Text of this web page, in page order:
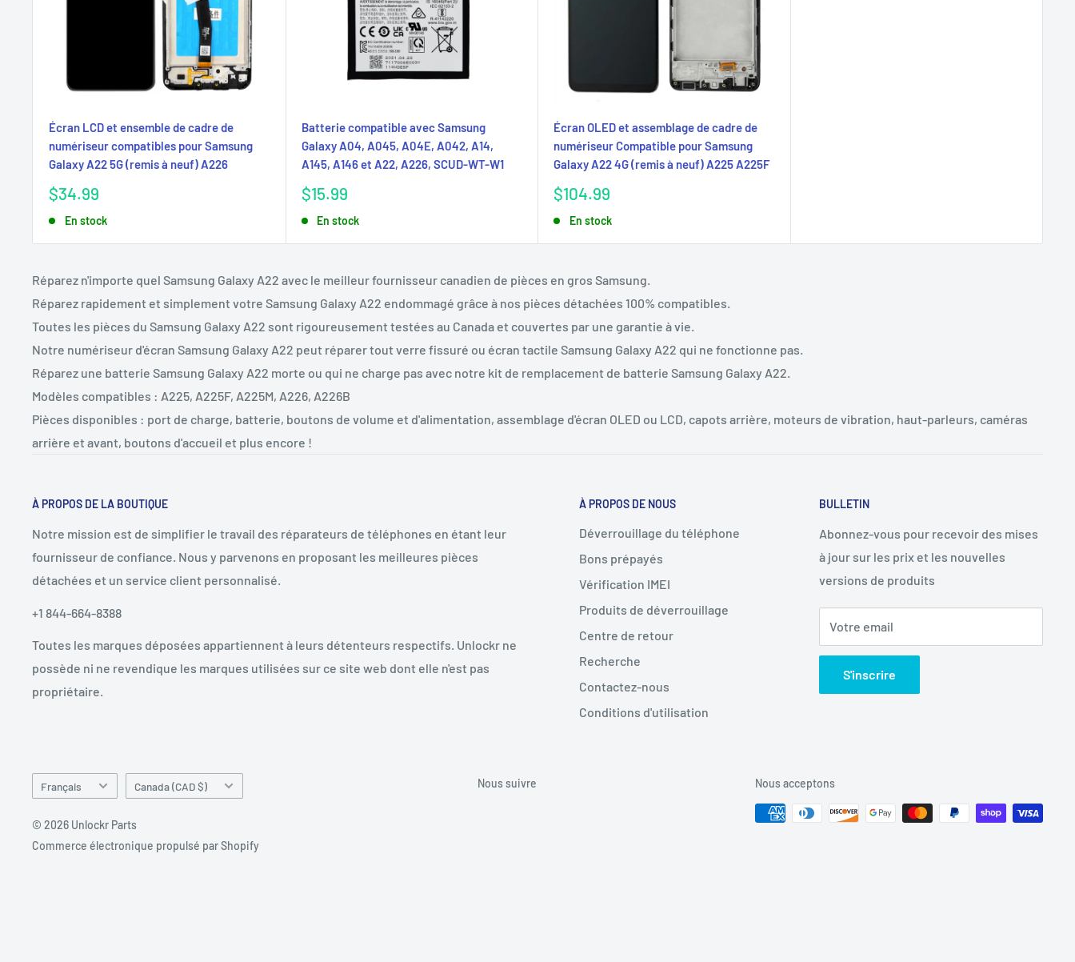
Écran LCD et ensemble de cadre de
numériseur compatibles pour Samsung
Galaxy A22 5G (remis à neuf) A226
Prix
$34.99
En stock
Batterie compatible avec Samsung
Galaxy A04, A045, A04E, A042, A14,
A145, A146 et A22, A226, SCUD-WT-W1
Prix
$15.99
En stock
Écran OLED et assemblage de cadre de
numériseur Compatible pour Samsung
Galaxy A22 4G (remis à neuf) A225 A225F
Prix
$104.99
En stock
Réparez n'importe quel Samsung Galaxy A22 avec le meilleur fournisseur canadien de pièces en gros Samsung.
Réparez rapidement et simplement votre Samsung Galaxy A22 endommagé grâce à nos pièces détachées 100% compatibles.
Toutes les pièces du Samsung Galaxy A22 sont rigoureusement testées au Canada et couvertes par une garantie à vie.
Notre numériseur d'écran Samsung Galaxy A22 peut réparer tout verre fissuré ou écran tactile Samsung Galaxy A22 qui ne fonctionne pas.
Réparez une batterie Samsung Galaxy A22 morte ou qui ne charge pas avec notre kit de remplacement de batterie Samsung Galaxy A22.
Modèles compatibles : A225, A225F, A225M, A226, A226B
Pièces disponibles : port de charge, batterie, boutons de volume et d'alimentation, assemblage d'écran OLED ou LCD, capots arrière, moteurs de vibration, haut-parleurs, caméras
arrière et avant, boutons d'accueil et plus encore !
À PROPOS DE LA BOUTIQUE
Notre mission est de simplifier le travail des réparateurs de téléphones en étant leur
fournisseur de confiance. Nous y parvenons en proposant les meilleures pièces
détachées et un service client personnalisé.
+1 844-664-8388
Toutes les marques déposées appartiennent à leurs détenteurs respectifs. Unlockr ne
possède ni ne revendique les marques utilisées sur ce site web dont elle n'est pas
propriétaire.
À PROPOS DE NOUS
Déverrouillage du téléphone
Bons prépayés
Vérification IMEI
Produits de déverrouillage
Centre de retour
Recherche
Contactez-nous
Conditions d'utilisation
BULLETIN
Abonnez-vous pour recevoir des mises
à jour sur les prix et les nouvelles
versions de produits
Votre email
S'inscrire
Langue
Français Pays/région
Canada (CAD $)
© 2026 Unlockr Parts
Commerce électronique propulsé par Shopify
Nous suivre Nous acceptons